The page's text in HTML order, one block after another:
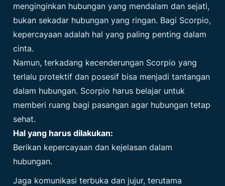
menginginkan hubungan yang mendalam dan sejati,
bukan sekadar hubungan yang ringan. Bagi Scorpio,
kepercayaan adalah hal yang paling penting dalam
cinta.
Namun, terkadang kecenderungan Scorpio yang
terlalu protektif dan posesif bisa menjadi tantangan
dalam hubungan. Scorpio harus belajar untuk
memberi ruang bagi pasangan agar hubungan tetap
sehat.
Hal yang harus dilakukan:
Berikan kepercayaan dan kejelasan dalam
hubungan.
Jaga komunikasi terbuka dan jujur, terutama